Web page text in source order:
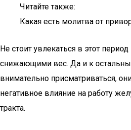
Читайте также:
Какая есть молитва от
Не стоит увлекаться в этот
снижающими вес. Да и к
внимательно присматриваться,
негативное влияние на работу
тракта.